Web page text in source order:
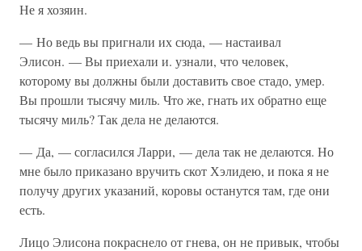
Не я хозяин.
— Но ведь вы пригнали их сюда, — настаивал
Элисон. — Вы приехали и. узнали, что человек,
которому вы должны были доставить свое стадо, умер.
Вы прошли тысячу миль. Что же, гнать их обратно еще
тысячу миль? Так дела не делаются.
— Да, — согласился Ларри, — дела так не делаются. Но
мне было приказано вручить скот Хэлидею, и пока я не
получу других указаний, коровы останутся там, где они
есть.
Лицо Элисона покраснело от гнева, он не привык, чтобы